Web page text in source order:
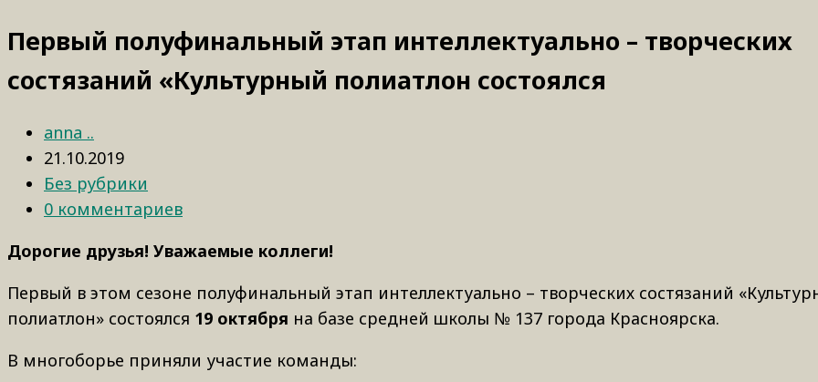
Первый полуфинальный этап интеллектуально – творческих
состязаний «Культурный полиатлон состоялся
anna ..
21.10.2019
Без рубрики
0 комментариев
Дорогие друзья! Уважаемые коллеги!
Первый в этом сезоне полуфинальный этап интеллектуально – творческих состязаний
полиатлон» состоялся 19 октября на базе средней школы № 137 города Красноярска.
В многоборье приняли участие команды: